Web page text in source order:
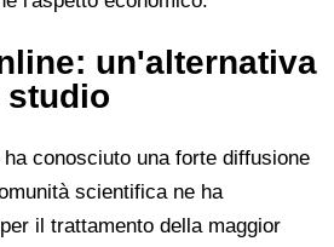
un'alternativa
studio
conosciuto una forte diffusione
scientifica ne ha
il trattamento della maggior